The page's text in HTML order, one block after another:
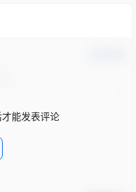
能发表评论